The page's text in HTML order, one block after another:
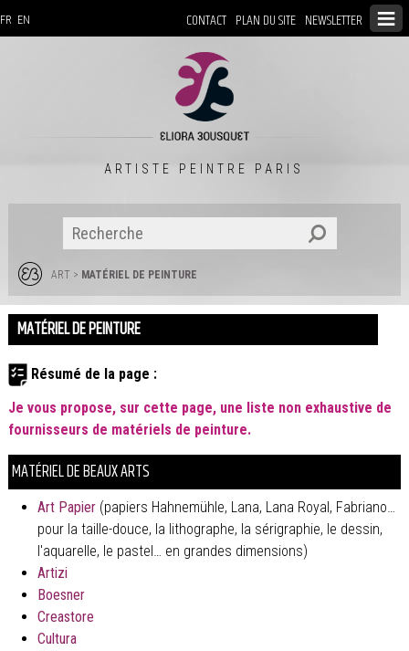
CONTACT PLAN DU SITE NEWSLETTER
FR EN
ARTISTE PEINTRE PARIS
ART> MATÉRIEL DE PEINTURE
MATÉRIEL DE PEINTURE
Résumé de la page :
Je vous propose, sur cette page, une liste non exhaustive de
fournisseurs de matériels de peinture.
MATÉRIEL DE BEAUX ARTS
Art Papier (papiers Hahnemühle, Lana, Lana Royal, Fabriano…
pour la taille-douce, la lithographe, la sérigraphie, le dessin,
l'aquarelle, le pastel… en grandes dimensions)
Artizi
Boesner
Creastore
Cultura